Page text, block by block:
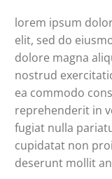
lorem ipsum
elit, sed do
dolore magna
nostrud
ea commodo
reprehenderit in
fugiat nulla
cupidatat non
deserunt mollit